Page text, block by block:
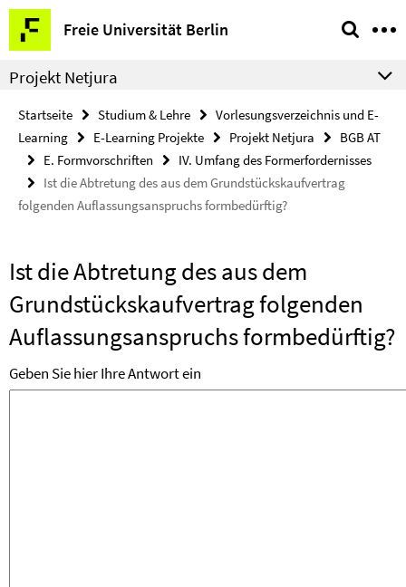
Springe
direkt
zu
Inhalt
Freie Universität Berlin
Service-
Navigation
Projekt Netjura
Startseite Studium & Lehre
Vorlesungsverzeichnis und E-
Learning
E-Learning Projekte Projekt Netjura
BGB AT
E. Formvorschriften
IV. Umfang des Formerfordernisses
Ist die Abtretung des aus dem Grundstückskaufvertrag
folgenden Auflassungsanspruchs formbedürftig?
Ist die Abtretung des aus dem
Grundstückskaufvertrag folgenden
Auflassungsanspruchs formbedürftig?
Geben Sie hier Ihre Antwort ein